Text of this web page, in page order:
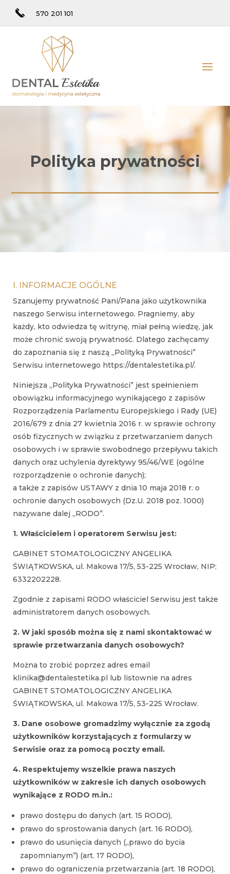
570 201 101
Polityka prywatności
I. INFORMACJE OGÓLNE
Szanujemy prywatność Pani/Pana jako użytkownika
naszego Serwisu internetowego. Pragniemy, aby
każdy, kto odwiedza tę witrynę, miał pełną wiedzę, jak
może chronić swoją prywatność. Dlatego zachęcamy
do zapoznania się z naszą „Polityką Prywatności”
Serwisu internetowego https://dentalestetika.pl/.
Niniejsza „Polityka Prywatności” jest spełnieniem
obowiązku informacyjnego wynikającego z zapisów
Rozporządzenia Parlamentu Europejskiego i Rady (UE)
2016/679 z dnia 27 kwietnia 2016 r. w sprawie ochrony
osób fizycznych w związku z przetwarzaniem danych
osobowych i w sprawie swobodnego przepływu takich
danych oraz uchylenia dyrektywy 95/46/WE (ogólne
rozporządzenie o ochronie danych);
a także z zapisów USTAWY z dnia 10 maja 2018 r. o
ochronie danych osobowych (Dz.U. 2018 poz. 1000)
nazywane dalej „RODO”.
1. Właścicielem i operatorem Serwisu jest:
GABINET STOMATOLOGICZNY ANGELIKA
ŚWIĄTKOWSKA, ul. Makowa 17/5, 53-225 Wrocław, NIP:
6332202228.
Zgodnie z zapisami RODO właściciel Serwisu jest także
administratorem danych osobowych.
2. W jaki sposób można się z nami skontaktować w
sprawie przetwarzania danych osobowych?
Można to zrobić poprzez adres email
klinika@dentalestetika.pl lub listownie na adres
GABINET STOMATOLOGICZNY ANGELIKA
ŚWIĄTKOWSKA, ul. Makowa 17/5, 53-225 Wrocław.
3. Dane osobowe gromadzimy wyłącznie za zgodą
użytkowników korzystających z formularzy w
Serwisie oraz za pomocą poczty email.
4. Respektujemy wszelkie prawa naszych
użytkowników w zakresie ich danych osobowych
wynikające z RODO m.in.:
prawo dostępu do danych (art. 15 RODO),
prawo do sprostowania danych (art. 16 RODO),
prawo do usunięcia danych („prawo do bycia
zapomnianym”) (art. 17 RODO),
prawo do ograniczenia przetwarzania (art. 18 RODO),